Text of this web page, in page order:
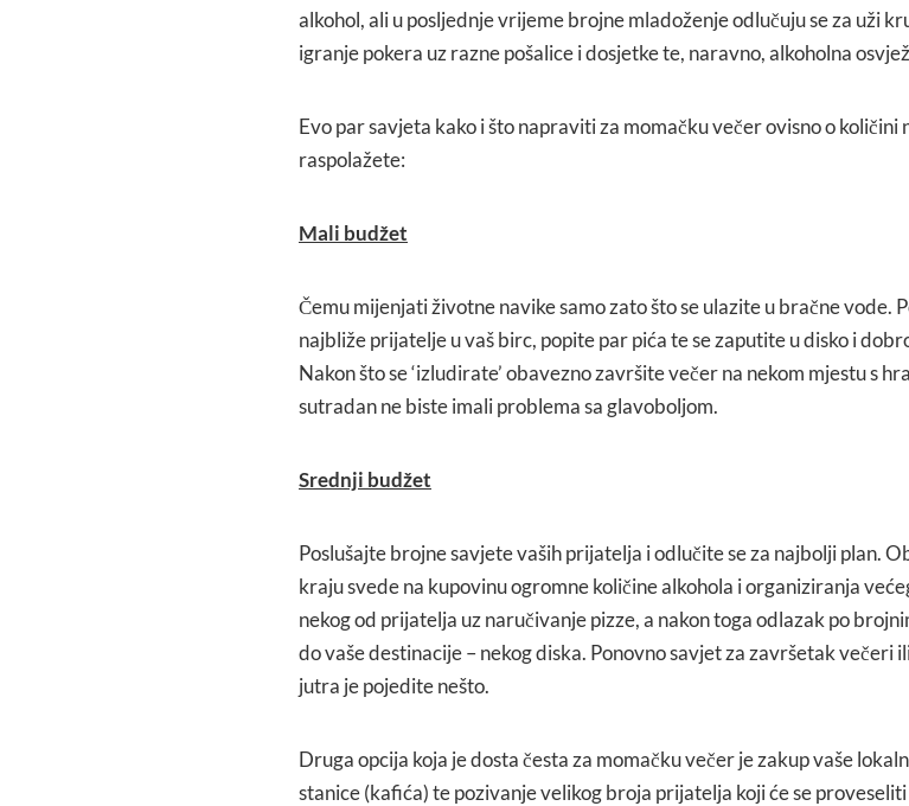
alkohol, ali u posljednje vrijeme brojne mladoženje odlučuju se za uži
igranje pokera uz razne pošalice i dosjetke te, naravno, alkoholna
Evo par savjeta kako i što napraviti za momačku večer ovisno o količini
raspolažete:
Mali budžet
Čemu mijenjati životne navike samo zato što se ulazite u bračne vode.
najbliže prijatelje u vaš birc, popite par pića te se zaputite u disko i
Nakon što se ‘izludirate’ obavezno završite večer na nekom mjestu s
sutradan ne biste imali problema sa glavoboljom.
Srednji budžet
Poslušajte brojne savjete vaših prijatelja i odlučite se za najbolji plan.
kraju svede na kupovinu ogromne količine alkohola i organiziranja
nekog od prijatelja uz naručivanje pizze, a nakon toga odlazak po
do vaše destinacije – nekog diska. Ponovno savjet za završetak večeri
jutra je pojedite nešto.
Druga opcija koja je dosta česta za momačku večer je zakup vaše
stanice (kafića) te pozivanje velikog broja prijatelja koji će se proveseliti